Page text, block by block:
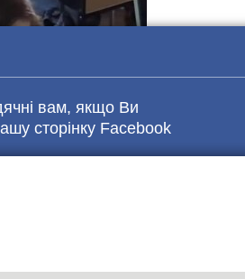
вам, якщо Ви
сторінку Facebook
за відключення світла
під час можливих відключень
і науки України Андрія Сташківа,
та котельнями, тому освітній
портал 24 Освіта.